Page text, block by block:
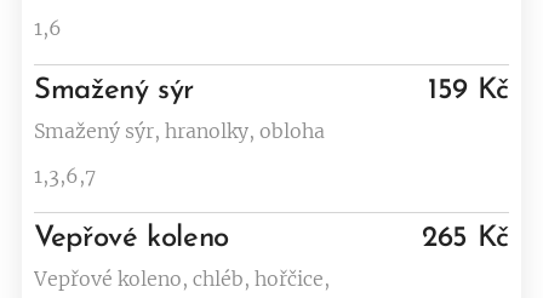
1,6
Smažený sýr
Smažený sýr, hranolky, obloha
1,3,6,7
159 Kč
Vepřové koleno
Vepřové koleno, chléb, hořčice,
265 Kč